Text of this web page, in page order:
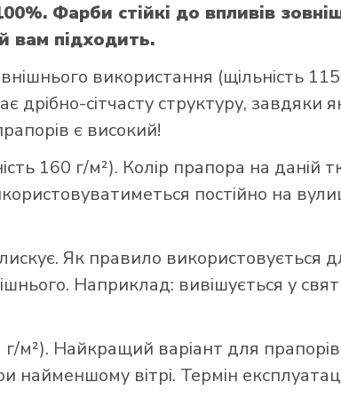
Фарби стійкі до впливів
вам підходить.
використання (щільність
дрібно-сітчасту структуру, завдяки
є високий!
160 г/м²). Колір прапора на даній
постійно на
Як правило використовується
Наприклад: вивішується у
м²). Найкращий варіант для
вітрі. Термін